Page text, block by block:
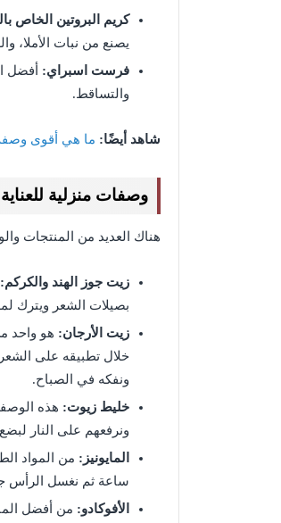
كريم البروتين الخاص
يصنع من نبات الأملا،
فرست اسبراي: أفضل
والتساقط.
شاهد أيضًا: ما هي أقوى وصفة
وصفات منزلية
هناك العديد من المنتجات
زيت جوز الهند والكركم:
بصيلات الشعر ويترك
زيت الأرجان: هو واحد
خلال تطبيقه على
ونفكه في الصباح.
خليط زيوت: هذه
ونرفعهم على النار
المايونيز: من المواد
ساعة ثم نغسل الرأس
الأفوكادو: من أفضل